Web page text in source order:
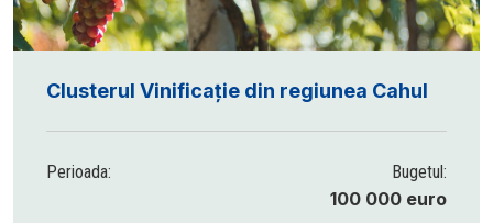
Clusterul Vinificație din regiunea Cahul
Perioada: Bugetul:
100 000 euro